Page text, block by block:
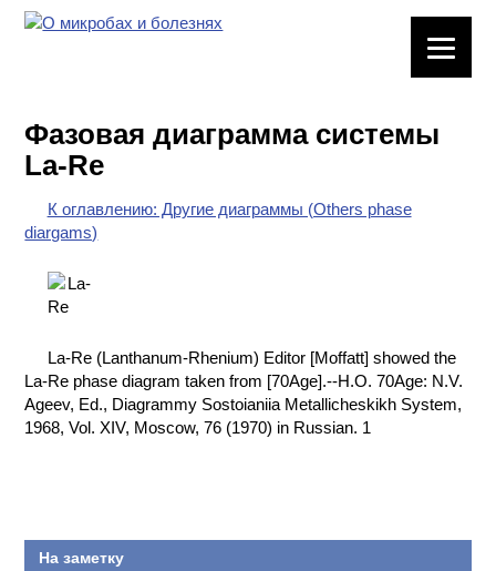
ХИМИЧЕСКАЯ
ПОСУДА
ВРЕДНЫЕ
ФАКТОРЫ
ХИМИЯ НА
ПРОИЗВОДСТВЕ
Фазовая диаграмма системы
La-Re
К оглавлению: Другие диаграммы (Others phase
diargams)
La-Re (Lanthanum-Rhenium) Editor [Moffatt] showed the
La-Re phase diagram taken from [70Age].--H.O. 70Age: N.V.
Ageev, Ed., Diagrammy Sostoianiia Metallicheskikh System,
1968, Vol. XIV, Moscow, 76 (1970) in Russian. 1
На заметку